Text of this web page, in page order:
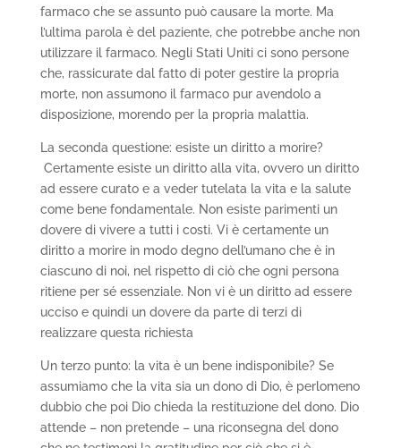
farmaco che se assunto può causare la morte. Ma
l’ultima parola è del paziente, che potrebbe anche non
utilizzare il farmaco. Negli Stati Uniti ci sono persone
che, rassicurate dal fatto di poter gestire la propria
morte, non assumono il farmaco pur avendolo a
disposizione, morendo per la propria malattia.
La seconda questione: esiste un diritto a morire?
Certamente esiste un diritto alla vita, ovvero un diritto
ad essere curato e a veder tutelata la vita e la salute
come bene fondamentale. Non esiste parimenti un
dovere di vivere a tutti i costi. Vi è certamente un
diritto a morire in modo degno dell’umano che è in
ciascuno di noi, nel rispetto di ciò che ogni persona
ritiene per sé essenziale. Non vi è un diritto ad essere
ucciso e quindi un dovere da parte di terzi di
realizzare questa richiesta
Un terzo punto: la vita è un bene indisponibile? Se
assumiamo che la vita sia un dono di Dio, è perlomeno
dubbio che poi Dio chieda la restituzione del dono. Dio
attende – non pretende – una riconsegna del dono